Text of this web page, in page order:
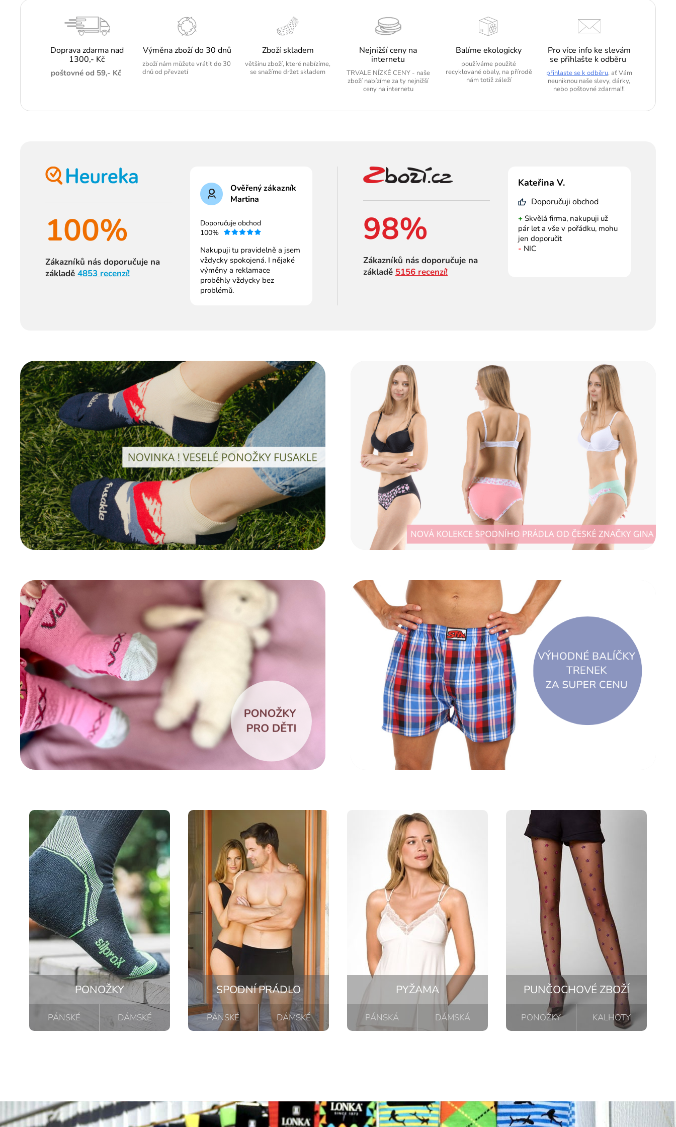
Doprava zdarma nad
1300,- Kč
poštovné od 59,- Kč
Výměna zboží do 30 dnů
zboží nám můžete vrátit do 30
dnů od převzetí
Zboží skladem
většinu zboží, které nabízíme,
se snažíme držet skladem
Nejnižší ceny na
internetu
TRVALE NÍZKÉ CENY - naše
zboží nabízíme za ty nejnižší
ceny na internetu
Balíme ekologicky
používáme použité
recyklované obaly, na přírodě
nám totiž záleží
Pro více info ke slevám
se přihlašte k odběru
přihlaste se k odběru, ať Vám
neuniknou naše slevy, dárky,
nebo poštovné zdarma!!!
100%
Zákazníků nás doporučuje na
základě4853 recenzí!
Ověřený zákazník
Martina
Doporučuje obchod
100%
Nakupuji tu pravidelně a jsem
vždycky spokojená. I nějaké
výměny a reklamace
proběhly vždycky bez
problémů.
98%
Zákazníků nás doporučuje na
základě 5156 recenzí!
Kateřina V.
Doporučuji obchod
+Skvělá firma, nakupuji už
pár let a vše v pořádku, mohu
jen doporučit
- NIC
PONOŽKY
PÁNSKÉ DÁMSKÉ
SPODNÍ PRÁDLO
PÁNSKÉ DÁMSKÉ
PYŽAMA
PÁNSKÁ DÁMSKÁ
PUNČOCHOVÉ ZBOŽÍ
PONOŽKY KALHOTY